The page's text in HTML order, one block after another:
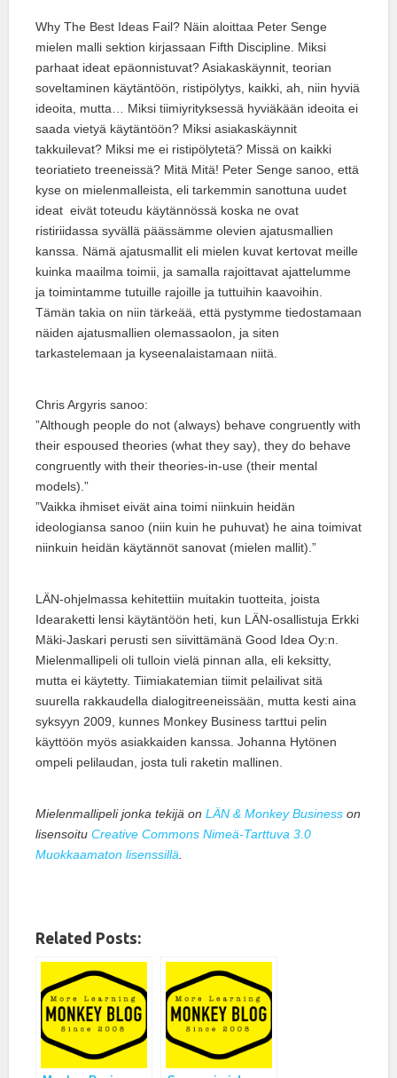
Why The Best Ideas Fail? Näin aloittaa Peter Senge
mielen malli sektion kirjassaan Fifth Discipline. Miksi
parhaat ideat epäonnistuvat? Asiakaskäynnit, teorian
soveltaminen käytäntöön, ristipölytys, kaikki, ah, niin hyviä
ideoita, mutta… Miksi tiimiyrityksessä hyviäkään ideoita ei
saada vietyä käytäntöön? Miksi asiakaskäynnit
takkuilevat? Miksi me ei ristipölytetä? Missä on kaikki
teoriatieto treeneissä? Mitä Mitä! Peter Senge sanoo, että
kyse on mielenmalleista, eli tarkemmin sanottuna uudet
ideat eivät toteudu käytännössä koska ne ovat
ristiriidassa syvällä päässämme olevien ajatusmallien
kanssa. Nämä ajatusmallit eli mielen kuvat kertovat meille
kuinka maailma toimii, ja samalla rajoittavat ajattelumme
ja toimintamme tutuille rajoille ja tuttuihin kaavoihin.
Tämän takia on niin tärkeää, että pystymme tiedostamaan
näiden ajatusmallien olemassaolon, ja siten
tarkastelemaan ja kyseenalaistamaan niitä.
Chris Argyris sanoo:
”Although people do not (always) behave congruently with
their espoused theories (what they say), they do behave
congruently with their theories-in-use (their mental
models).”
”Vaikka ihmiset eivät aina toimi niinkuin heidän
ideologiansa sanoo (niin kuin he puhuvat) he aina toimivat
niinkuin heidän käytännöt sanovat (mielen mallit).”
LÄN-ohjelmassa kehitettiin muitakin tuotteita, joista
Idearaketti lensi käytäntöön heti, kun LÄN-osallistuja Erkki
Mäki-Jaskari perusti sen siivittämänä Good Idea Oy:n.
Mielenmallipeli oli tulloin vielä pinnan alla, eli keksitty,
mutta ei käytetty. Tiimiakatemian tiimit pelailivat sitä
suurella rakkaudella dialogitreeneissään, mutta kesti aina
syksyyn 2009, kunnes Monkey Business tarttui pelin
käyttöön myös asiakkaiden kanssa. Johanna Hytönen
ompeli pelilaudan, josta tuli raketin mallinen.
Mielenmallipeli jonka tekijä on LÄN & Monkey Business on
lisensoitu Creative Commons Nimeä-Tarttuva 3.0
Muokkaamaton lisenssillä.
Related Posts: